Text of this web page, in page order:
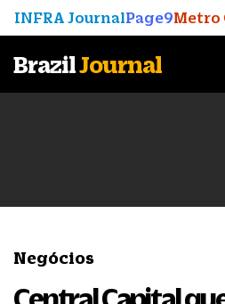
INFRA JournalPage9Metro
BrazilJournal
Negócios